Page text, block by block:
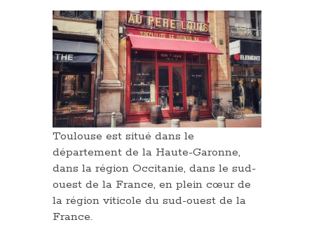
Toulouse est situé dans le
département de la Haute-Garonne,
dans la région Occitanie, dans le sud-
ouest de la France, en plein cœur de
la région viticole du sud-ouest de la
France.